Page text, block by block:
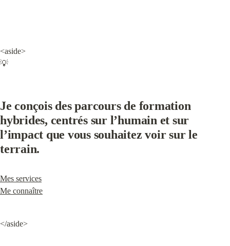
<aside>
💡
Je conçois des parcours de formation
hybrides, centrés sur l’humain et sur
l’impact que vous souhaitez voir sur le
terrain.
Mes services
Me connaître
</aside>